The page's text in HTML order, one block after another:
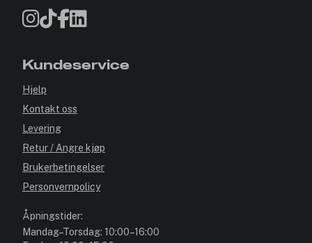
Kundeservice
Hjelp
Kontakt oss
Levering
Retur / Angre kjøp
Brukerbetingelser
Personvernpolicy
Åpningstider:
Mandag–Torsdag: 10:00–16:00